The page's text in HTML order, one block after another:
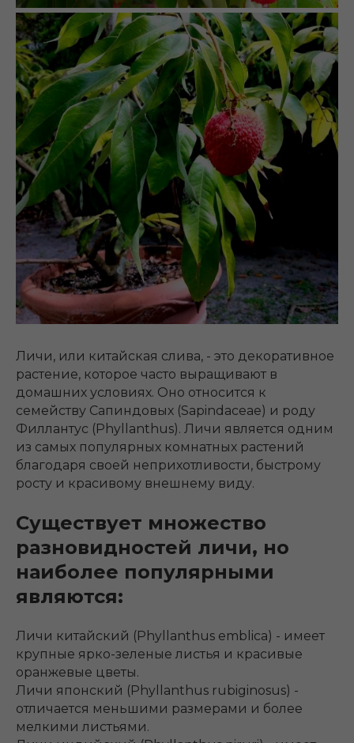
Личи, или китайская слива, - это декоративное
растение, которое часто выращивают в
домашних условиях. Оно относится к
семейству Сапиндовых (Sapindaceae) и роду
Филлантус (Phyllanthus). Личи является одним
из самых популярных комнатных растений
благодаря своей неприхотливости, быстрому
росту и красивому внешнему виду.
Существует множество
разновидностей личи, но
наиболее популярными
являются:
Личи китайский (Phyllanthus emblica) - имеет
крупные ярко-зеленые листья и красивые
оранжевые цветы.
Личи японский (Phyllanthus rubiginosus) -
отличается меньшими размерами и более
мелкими листьями.